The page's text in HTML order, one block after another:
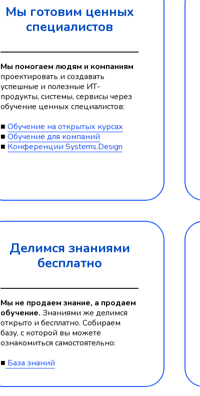
Мы готовим ценных
специалистов
Мы помогаем людям и компаниям
проектировать и создавать
успешные и полезные ИТ-
продукты, системы, сервисы через
обучение ценных специалистов:
■ Обучение на открытых курсах
■ Обучение для компаний
■ Конференции Systems.Design
Делимся знаниями
бесплатно
Мы не продаем знание, а продаем
обучение. Знаниями же делимся
открыто и бесплатно. Собираем
базу, с которой вы можете
ознакомиться самостоятельно:
■ База знаний